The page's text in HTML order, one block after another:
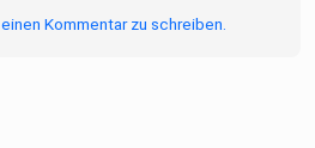
Kommentar zu schreiben.